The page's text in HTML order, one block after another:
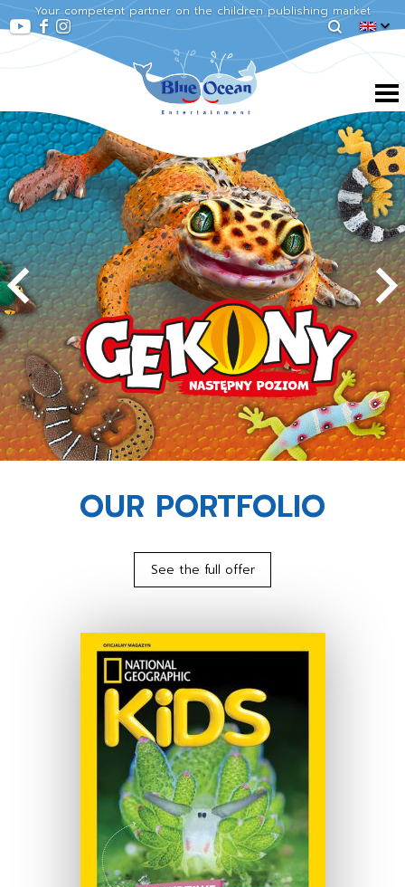
Your competent partner on the children publishing market
OUR PORTFOLIO
See the full offer